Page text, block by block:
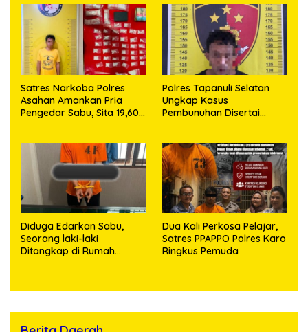
63,67 Gram Sabu
Satres Narkoba Polres
Asahan Amankan Pria
Pengedar Sabu, Sita 19,60
Polres Tapanuli Selatan
Ungkap Kasus
Pembunuhan Disertai
Ditangkap
Diduga Edarkan Sabu,
Seorang laki-laki
Ditangkap di Rumah
Dua Kali Perkosa Pelajar,
Satres PPAPPO Polres Karo
Ringkus Pemuda